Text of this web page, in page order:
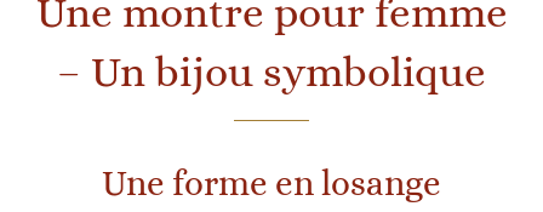
Une montre pour femme
– Un bijou symbolique
Une forme en losange